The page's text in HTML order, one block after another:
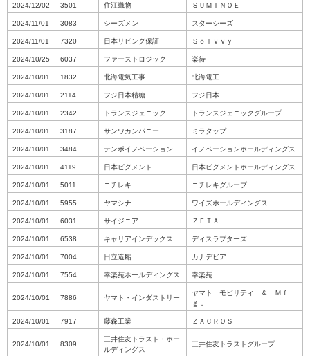
2024/12/02 3501 住江織物 ＳＵＭＩＮＯＥ
2024/11/01 3083 シーズメン スターシーズ
2024/11/01 7320 日本リビング保証 Ｓｏｌｖｖｙ
2024/10/25 6037 ファーストロジック 楽待
2024/10/01 1832 北海電気工事 北海電工
2024/10/01 2114 フジ日本精糖 フジ日本
2024/10/01 2342 トランスジェニック トランスジェニックグループ
2024/10/01 3187 サンワカンパニー ミラタップ
2024/10/01 3484 テンポイノベーション イノベーションホールディングス
2024/10/01 4119 日本ピグメント 日本ピグメントホールディングス
2024/10/01 5011 ニチレキ ニチレキグループ
2024/10/01 5955 ヤマシナ ワイズホールディングス
2024/10/01 6031 サイジニア ＺＥＴＡ
2024/10/01 6538 キャリアインデックス ディスラプターズ
2024/10/01 7004 日立造船 カナデビア
2024/10/01 7554 幸楽苑ホールディングス 幸楽苑
2024/10/01 7886 ヤマト・インダストリー
ヤマト モビリティ ＆ Ｍｆ
ｇ．
2024/10/01 7917 藤森工業 ＺＡＣＲＯＳ
2024/10/01 8309
三井住友トラスト・ホー
ルディングス
三井住友トラストグループ